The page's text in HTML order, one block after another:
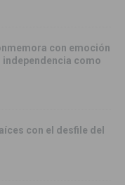
con emoción
independencia como
con el desfile del